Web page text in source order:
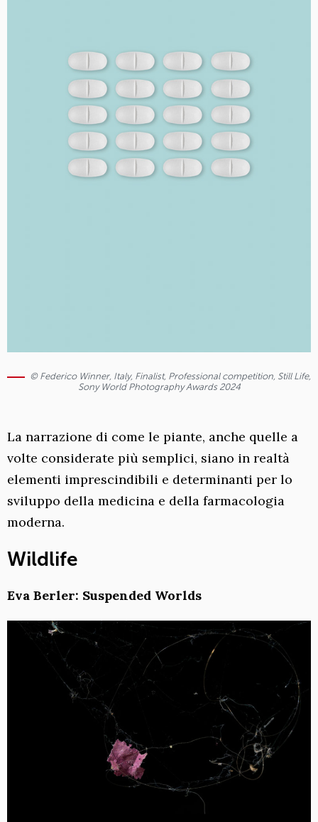
© Federico Winner, Italy, Finalist, Professional competition, Still Life,
Sony World Photography Awards 2024
La narrazione di come le piante, anche quelle a
volte considerate più semplici, siano in realtà
elementi imprescindibili e determinanti per lo
sviluppo della medicina e della farmacologia
moderna.
Wildlife
Eva Berler: Suspended Worlds